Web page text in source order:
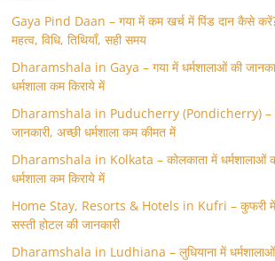
Gaya Pind Daan – गया में कम खर्च में पिंड दान कैसे करें?
महत्व, विधि, तिथियाँ, सही समय
Dharamshala in Gaya – गया में धर्मशालाओं की
धर्मशाला कम किराये में
Dharamshala in Puducherry (Pondicherry) –
जानकारी, अच्छी धर्मशाला कम कीमत में
Dharamshala in Kolkata – कोलकाता में धर्मशालाओं
धर्मशाला कम किराये में
Home Stay, Resorts & Hotels in Kufri – कुफरी में
सस्ती होटल की जानकारी
Dharamshala in Ludhiana – लुधियाना में धर्मशालाओं